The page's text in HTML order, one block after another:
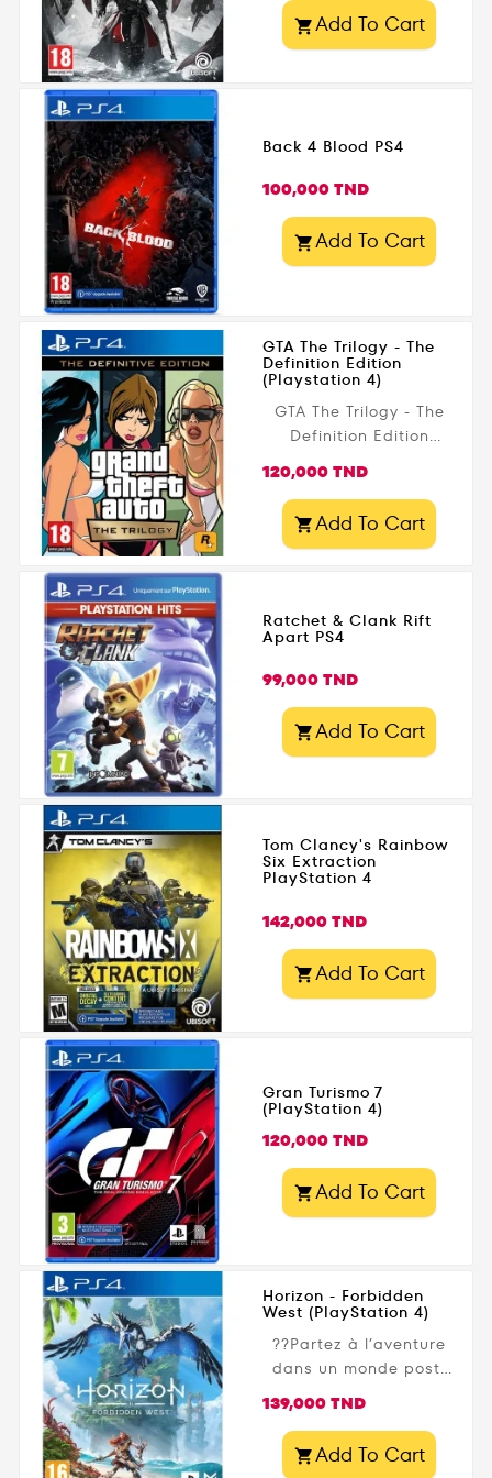
Add To Cart
Back 4 Blood PS4
Prix
100,000 TND
Add To Cart
GTA The Trilogy - The
Definition Edition
(Playstation 4)
GTA The Trilogy - The
Definition Edition
Prix
120,000 TND
Add To Cart
Ratchet & Clank Rift
Apart PS4
Prix
99,000 TND
Add To Cart
Tom Clancy's Rainbow
Six Extraction
PlayStation 4
Prix
142,000 TND
Add To Cart
Gran Turismo 7
(PlayStation 4)
Prix
120,000 TND
Add To Cart
Horizon - Forbidden
West (PlayStation 4)
??Partez à l’aventure
dans un monde post-
Horizon Forbidden
Standard PS4 !
Prix
139,000 TND
Add To Cart